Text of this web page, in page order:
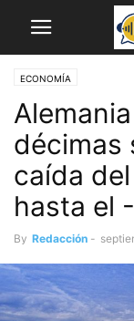
ECONOMÍA
décimas
caída
hasta el
By Redacción -